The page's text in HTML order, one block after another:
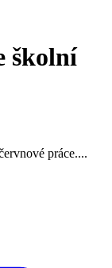
školní
práce....